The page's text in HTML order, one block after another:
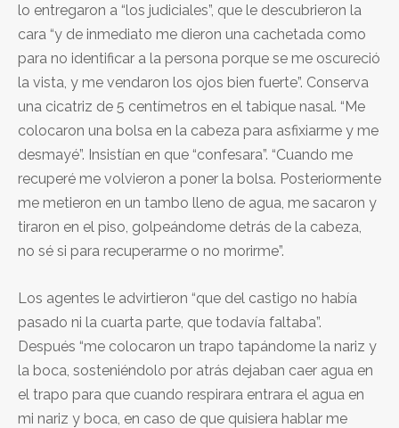
lo entregaron a “los judiciales”, que le descubrieron la
cara “y de inmediato me dieron una cachetada como
para no identificar a la persona porque se me oscureció
la vista, y me vendaron los ojos bien fuerte”. Conserva
una cicatriz de 5 centímetros en el tabique nasal. “Me
colocaron una bolsa en la cabeza para asfixiarme y me
desmayé”. Insistían en que “confesara”. “Cuando me
recuperé me volvieron a poner la bolsa. Posteriormente
me metieron en un tambo lleno de agua, me sacaron y
tiraron en el piso, golpeándome detrás de la cabeza,
no sé si para recuperarme o no morirme”.
Los agentes le advirtieron “que del castigo no había
pasado ni la cuarta parte, que todavía faltaba”.
Después “me colocaron un trapo tapándome la nariz y
la boca, sosteniéndolo por atrás dejaban caer agua en
el trapo para que cuando respirara entrara el agua en
mi nariz y boca, en caso de que quisiera hablar me